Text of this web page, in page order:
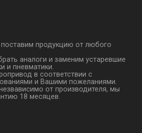
поставим продукцию от любого
аналоги и заменим устаревшие
и пневматики.
в соответствии с
и Вашими пожеланиями.
от производителя, мы
18 месяцев.